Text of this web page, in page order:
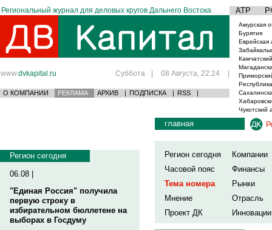
Региональный журнал для деловых кругов Дальнего Востока АТР
www.dvkapital.ru Суббота | 08 Августа, 22:24 |
О КОМПАНИИ РЕКЛАМА АРХИВ | ПОДПИСКА | RSS |
Амурская
Бурятия
Еврейская
Чукотский
Регион сегодня
06.08 |
"Единая Россия" получила
первую строку в
избирательном бюллетене на
выборах в Госдуму
главная
Регион сегодня
Компании
Часовой пояс
Финансы
Тема номера
Рынки
Мнение
Отрасль
Проект ДК
Инновации